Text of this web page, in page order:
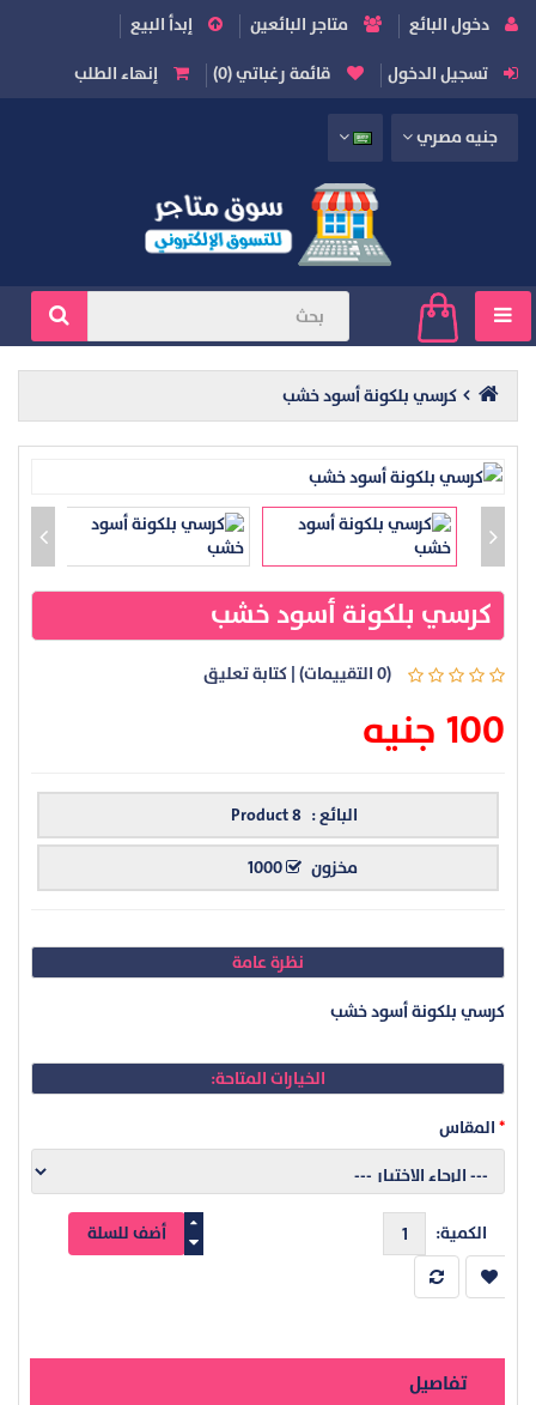
دخول البائع متاجر البائعين
إبدأ البيع
تسجيل الدخول
قائمة رغباتي (0) إنهاء الطلب
جنيه مصري
كرسي بلكونة أسود خشب
كرسي بلكونة أسود خشب
(0 التقييمات) |كتابة تعليق
100 جنيه
البائع :
مخزون
نظرة عامة
كرسي بلكونة أسود خشب
الخيارات المتاحة:
المقاس
الكمية:
تفاصيل